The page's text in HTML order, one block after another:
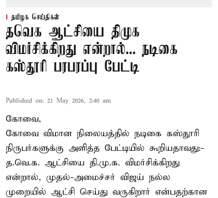
தமிழக செய்திகள்
தவெக ஆட்சியை திமுக
விமர்சிக்கிறது என்றால்... நடிகை
கஸ்தூரி பரபரப்பு பேட்டி
Published on: 21 May 2026, 2:40 am
கோவை,
கோவை விமான நிலையத்தில் நடிகை கஸ்தூரி
நிருபர்களுக்கு அளித்த பேட்டியில் கூறியதாவது:-
த.வெ.க. ஆட்சியை தி.மு.க. விமர்சிக்கிறது
என்றால், முதல்-அமைச்சர் விஜய் நல்ல
முறையில் ஆட்சி செய்து வருகிறார் என்பதற்கான